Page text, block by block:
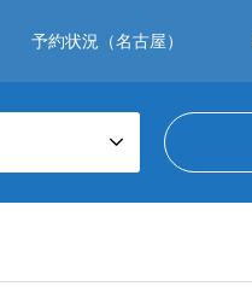
予約状況（名古屋）